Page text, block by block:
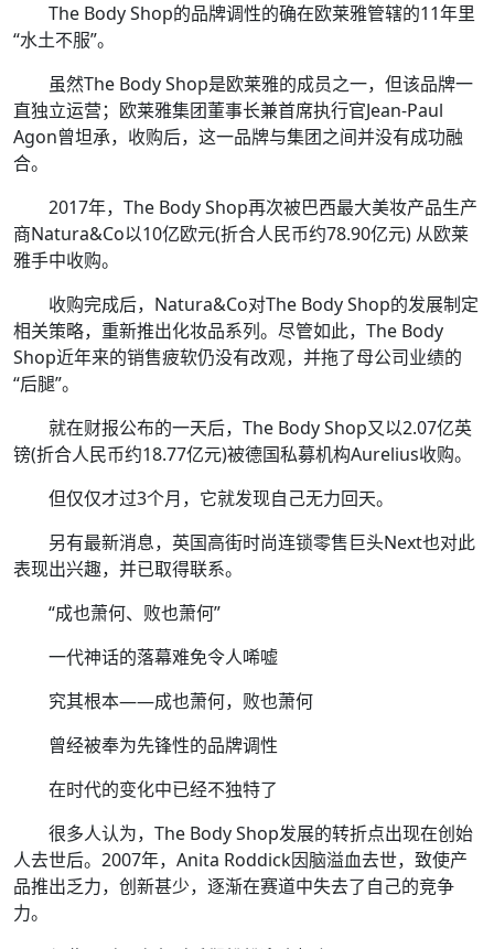
The Body Shop的品牌调性的确在欧莱雅管辖的11年里
“水土不服”。
虽然The Body Shop是欧莱雅的成员之一，但该品牌一
直独立运营；欧莱雅集团董事长兼首席执行官Jean-Paul
Agon曾坦承，收购后，这一品牌与集团之间并没有成功融
合。
2017年，The Body Shop再次被巴西最大美妆产品生产
商Natura&Co以10亿欧元(折合人民币约78.90亿元) 从欧莱
雅手中收购。
收购完成后，Natura&Co对The Body Shop的发展制定
相关策略，重新推出化妆品系列。尽管如此，The Body
Shop近年来的销售疲软仍没有改观，并拖了母公司业绩的
“后腿”。
就在财报公布的一天后，The Body Shop又以2.07亿英
镑(折合人民币约18.77亿元)被德国私募机构Aurelius收购。
但仅仅才过3个月，它就发现自己无力回天。
另有最新消息，英国高街时尚连锁零售巨头Next也对此
表现出兴趣，并已取得联系。
“成也萧何、败也萧何”
一代神话的落幕难免令人唏嘘
究其根本——成也萧何，败也萧何
曾经被奉为先锋性的品牌调性
在时代的变化中已经不独特了
很多人认为，The Body Shop发展的转折点出现在创始
人去世后。2007年，Anita Roddick因脑溢血去世，致使产
品推出乏力，创新甚少，逐渐在赛道中失去了自己的竞争
力。